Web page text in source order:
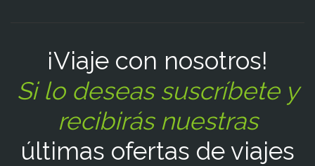
¡Viaje con nosotros!
Si lo deseas suscríbete y
recibirás nuestras
últimas ofertas de viajes